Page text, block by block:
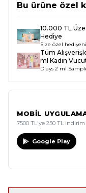
Bu ürüne özel
10.000 TL
Hediye
Size özel
Tüm
ml Kadın
Dlays 2 ml
MOBİL
7500 TL'ye 250 TL indirim
Google Play